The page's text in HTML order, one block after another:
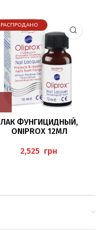
РАСПРОДАНО
ЛАК ФУНГИЦИДНЫЙ,
ONIPROX 12МЛ
грн